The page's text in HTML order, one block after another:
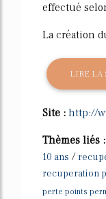
effectué
La création
LIRE LA
Site : http://
Thèmes liés :
10 ans /
recuperation
perte points